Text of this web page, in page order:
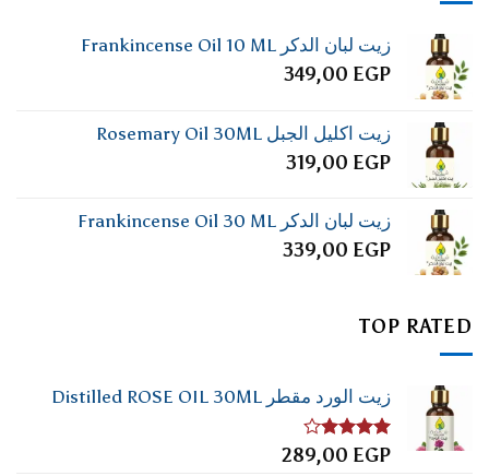
زيت لبان الدكر Frankincense Oil 10 ML
349,00 EGP
زيت اكليل الجبل Rosemary Oil 30ML
319,00 EGP
زيت لبان الدكر Frankincense Oil 30 ML
339,00 EGP
TOP RATED
زيت الورد مقطر Distilled ROSE OIL 30ML
تم
289,00 EGP